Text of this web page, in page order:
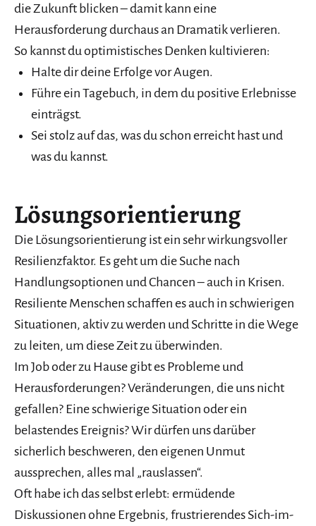
die Zukunft blicken – damit kann eine
Herausforderung durchaus an Dramatik verlieren.
So kannst du optimistisches Denken kultivieren:
Halte dir deine Erfolge vor Augen.
Führe ein Tagebuch, in dem du positive Erlebnisse
einträgst.
Sei stolz auf das, was du schon erreicht hast und
was du kannst.
Lösungsorientierung
Die Lösungsorientierung ist ein sehr wirkungsvoller
Resilienzfaktor. Es geht um die Suche nach
Handlungsoptionen und Chancen – auch in Krisen.
Resiliente Menschen schaffen es auch in schwierigen
Situationen, aktiv zu werden und Schritte in die Wege
zu leiten, um diese Zeit zu überwinden.
Im Job oder zu Hause gibt es Probleme und
Herausforderungen? Veränderungen, die uns nicht
gefallen? Eine schwierige Situation oder ein
belastendes Ereignis? Wir dürfen uns darüber
sicherlich beschweren, den eigenen Unmut
aussprechen, alles mal „rauslassen“.
Oft habe ich das selbst erlebt: ermüdende
Diskussionen ohne Ergebnis, frustrierendes Sich-im-